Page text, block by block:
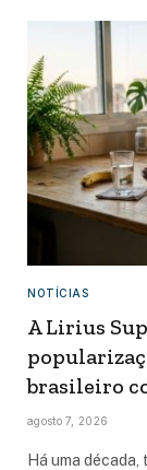
NOTÍCIAS
A Lirius
brasileiro
agosto 7, 2026
Há uma década,